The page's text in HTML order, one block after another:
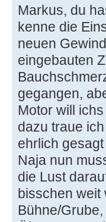
Markus, du
kenne die
neuen
eingebauten
gegangen,
Motor will
dazu traue
ehrlich
Naja nun
die Lust
bisschen weit
Bühne/